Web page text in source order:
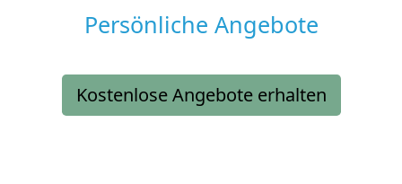
Persönliche Angebote
Kostenlose Angebote erhalten